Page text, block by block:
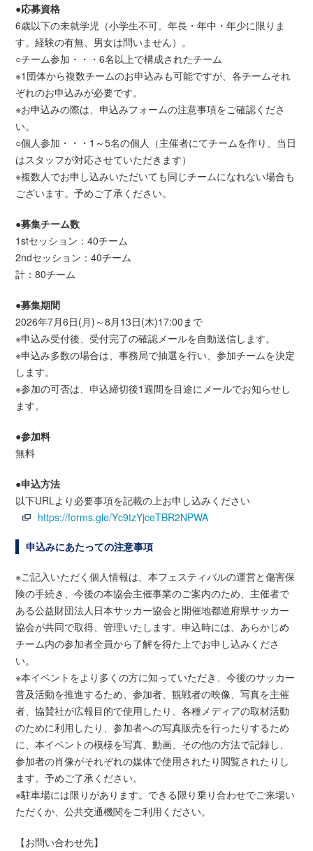
●応募資格
6歳以下の未就学児（小学生不可。年長・年中・年少に限りま
す。経験の有無、男女は問いません）。
○チーム参加・・・6名以上で構成されたチーム
※1団体から複数チームのお申込みも可能ですが、各チームそれ
ぞれのお申込みが必要です。
※お申込みの際は、申込みフォームの注意事項をご確認くださ
い。
○個人参加・・・1～5名の個人（主催者にてチームを作り、当日
はスタッフが対応させていただきます）
※複数人でお申し込みいただいても同じチームになれない場合も
ございます。予めご了承ください。
●募集チーム数
1stセッション：40チーム
2ndセッション：40チーム
計：80チーム
●募集期間
2026年7月6日(月)～8月13日(木)17:00まで
※申込み受付後、受付完了の確認メールを自動送信します。
※申込み多数の場合は、事務局で抽選を行い、参加チームを決定
します。
※参加の可否は、申込締切後1週間を目途にメールでお知らせし
ます。
●参加料
無料
●申込方法
以下URLより必要事項を記載の上お申し込みください
https://forms.gle/Yc9tzYjceTBR2NPWA
申込みにあたっての注意事項
※ご記入いただく個人情報は、本フェスティバルの運営と傷害保
険の手続き、今後の本協会主催事業のご案内のため、主催者で
ある公益財団法人日本サッカー協会と開催地都道府県サッカー
協会が共同で取得、管理いたします。申込時には、あらかじめ
チーム内の参加者全員から了解を得た上でお申し込みくださ
い。
※本イベントをより多くの方に知っていただき、今後のサッカー
普及活動を推進するため、参加者、観戦者の映像、写真を主催
者、協賛社が広報目的で使用したり、各種メディアの取材活動
のために利用したり、参加者への写真販売を行ったりするため
に、本イベントの模様を写真、動画、その他の方法で記録し、
参加者の肖像がそれぞれの媒体で使用されたり閲覧されたりし
ます。予めご了承ください。
※駐車場には限りがあります。できる限り乗り合わせでご来場い
ただくか、公共交通機関をご利用ください。
【お問い合わせ先】